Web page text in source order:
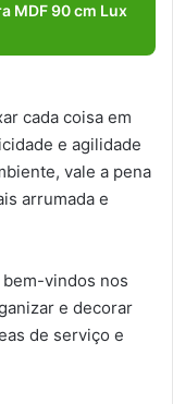
MDF 90 cm Lux
cada coisa em
e agilidade
vale a pena
arrumada e
bem-vindos nos
e decorar
de serviço e